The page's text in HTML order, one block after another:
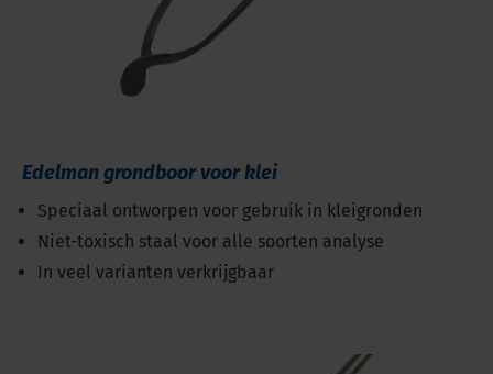
Edelman grondboor voor klei
Speciaal ontworpen voor gebruik in kleigronden
Niet-toxisch staal voor alle soorten analyse
In veel varianten verkrijgbaar